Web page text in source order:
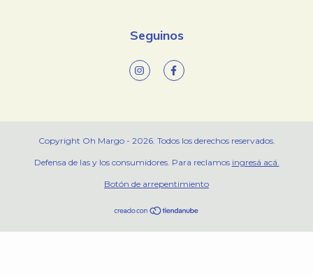
Seguinos
Copyright Oh Margo - 2026. Todos los derechos reservados.
Defensa de las y los consumidores. Para reclamos ingresá acá.
Botón de arrepentimiento